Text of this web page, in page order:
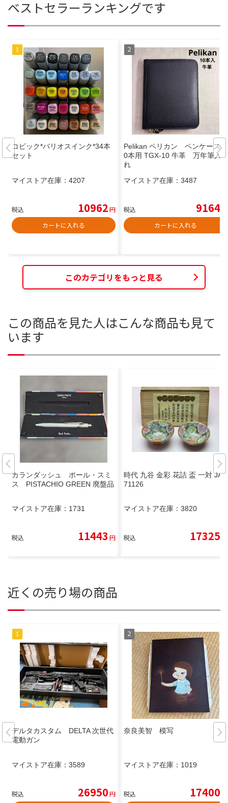
ベストセラーランキングです
コピック*バリオスインク*34本
セット
マイストア在庫： 4207
税込 10962円
カートに入れる
Pelikan ペリカン ペンケース 1
0本用 TGX-10 牛革 万年筆入
れ
マイストア在庫： 3487
税込 9164
カートに入れる
このカテゴリをもっと見る
この商品を見た人はこんな商品も見て
います
カランダッシュ ポール・スミ
ス PISTACHIO GREEN 廃盤品
マイストア在庫： 1731
税込 11443 円
時代 九谷 金彩 花詰 盃 一対 JA
71126
マイストア在庫： 3820
税込 17325
近くの売り場の商品
デルタカスタム DELTA 次世代
電動ガン
マイストア在庫： 3589
税込 26950円
奈良美智 模写
マイストア在庫： 1019
税込 17400